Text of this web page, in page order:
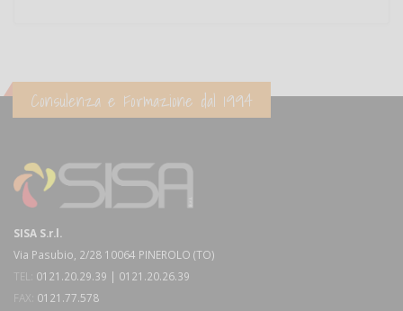
Consulenza e Formazione dal 1994
SISA S.r.l.
Via Pasubio, 2/28 10064 PINEROLO (TO)
TEL: 0121.20.29.39 | 0121.20.26.39
FAX: 0121.77.578